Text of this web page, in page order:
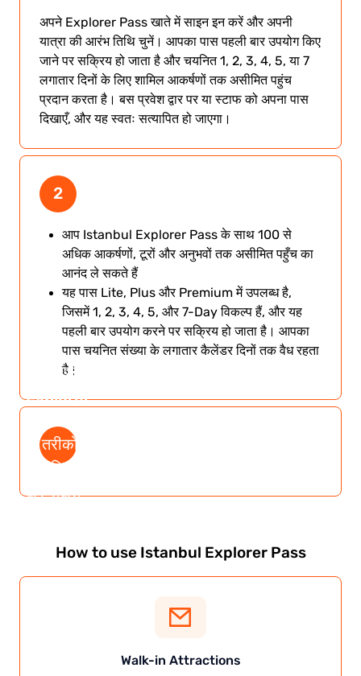
अपने Explorer Pass खाते में साइन इन करें और अपनी
यात्रा की आरंभ तिथि चुनें। आपका पास पहली बार उपयोग किए
जाने पर सक्रिय हो जाता है और चयनित 1, 2, 3, 4, 5, या 7
लगातार दिनों के लिए शामिल आकर्षणों तक असीमित पहुंच
प्रदान करता है। बस प्रवेश द्वार पर या स्टाफ को अपना पास
दिखाएँ, और यह स्वतः सत्यापित हो जाएगा।
2
आप Istanbul Explorer Pass के साथ 100 से
अधिक आकर्षणों, टूरों और अनुभवों तक असीमित पहुँच का
आनंद ले सकते हैं
यह पास Lite, Plus और Premium में उपलब्ध है,
जिसमें 1, 2, 3, 4, 5, और 7-Day विकल्प हैं, और यह
पहली बार उपयोग करने पर सक्रिय हो जाता है। आपका
पास चयनित संख्या के लगातार कैलेंडर दिनों तक वैध रहता
है।
आप अपने
Explorer
दो तरीकों
से सक्रिय
कर सकते
How to use Istanbul Explorer Pass
Walk-in Attractions